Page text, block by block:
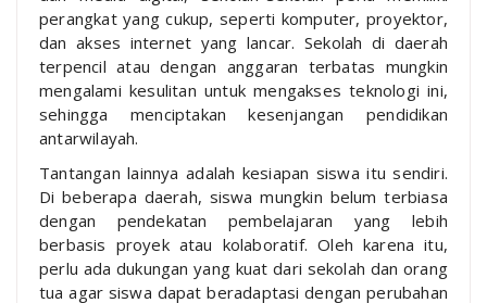
perangkat yang cukup, seperti komputer, proyektor,
dan akses internet yang lancar. Sekolah di daerah
terpencil atau dengan anggaran terbatas mungkin
mengalami kesulitan untuk mengakses teknologi ini,
sehingga menciptakan kesenjangan pendidikan
antarwilayah.
Tantangan lainnya adalah kesiapan siswa itu sendiri.
Di beberapa daerah, siswa mungkin belum terbiasa
dengan pendekatan pembelajaran yang lebih
berbasis proyek atau kolaboratif. Oleh karena itu,
perlu ada dukungan yang kuat dari sekolah dan orang
tua agar siswa dapat beradaptasi dengan perubahan